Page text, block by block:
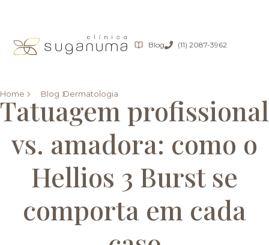
Blog (11) 2087-3962
Home Blog Dermatologia
Tatuagem profissional
vs. amadora: como o
Hellios 3 Burst se
comporta em cada